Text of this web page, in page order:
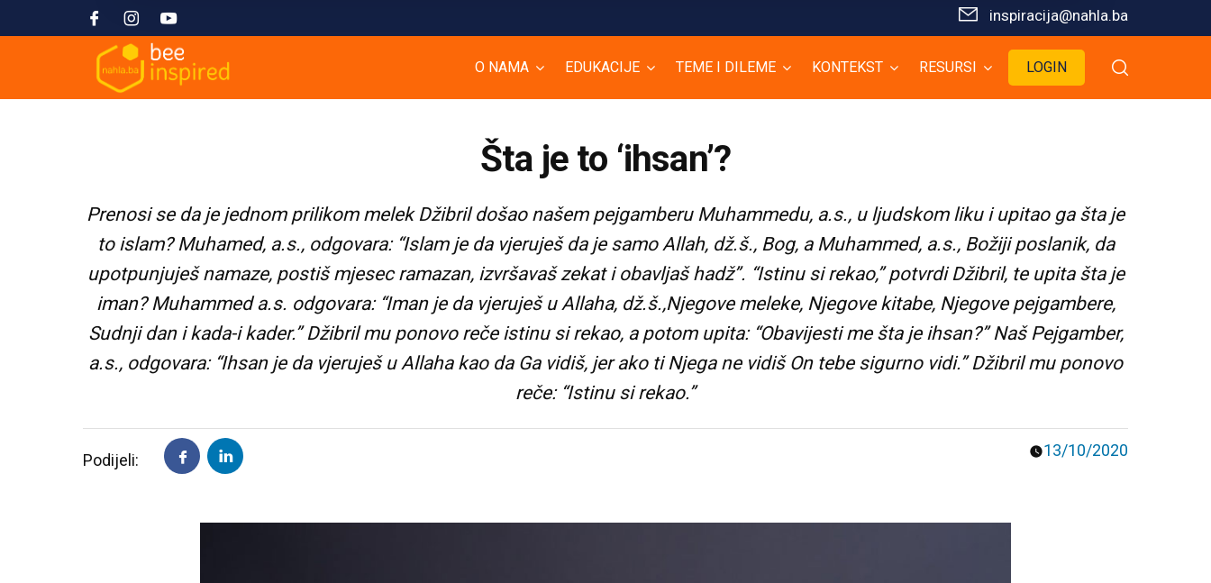
inspiracija@nahla.bа
O NAMA EDUKACIJE TEME I DILEME KONTEKST RESURSI LOGIN
Šta je to ‘ihsan’?
Prenosi se da je jednom prilikom melek Džibril došao našem pejgamberu Muhammedu, a.s., u ljudskom liku i upitao ga šta je
to islam? Muhamed, a.s., odgovara: “Islam je da vjeruješ da je samo Allah, dž.š., Bog, a Muhammed, a.s., Božiji poslanik, da
upotpunjuješ namaze, postiš mjesec ramazan, izvršavaš zekat i obavljaš hadž”. “Istinu si rekao,” potvrdi Džibril, te upita šta je
iman? Muhammed a.s. odgovara: “Iman je da vjeruješ u Allaha, dž.š.,Njegove meleke, Njegove kitabe, Njegove pejgambere,
Sudnji dan i kada-i kader.” Džibril mu ponovo reče istinu si rekao, a potom upita: “Obavijesti me šta je ihsan?” Naš Pejgamber,
a.s., odgovara: “Ihsan je da vjeruješ u Allaha kao da Ga vidiš, jer ako ti Njega ne vidiš On tebe sigurno vidi.” Džibril mu ponovo
reče: “Istinu si rekao.”
Podijeli: 13/10/2020